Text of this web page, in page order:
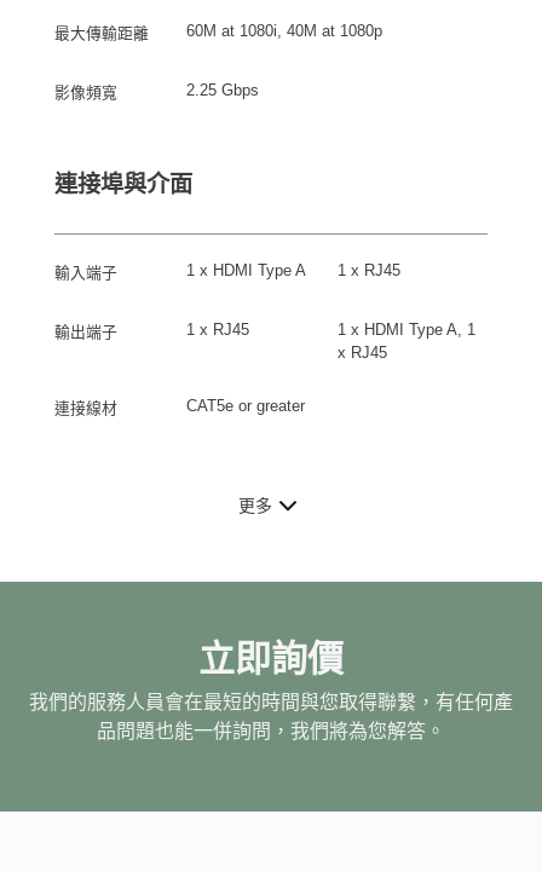
最大傳輸距離 60M at 1080i, 40M at 1080p
影像頻寬 2.25 Gbps
連接埠與介面
輸入端子 1 x HDMI Type A 1 x RJ45
輸出端子 1 x RJ45
1 x HDMI Type A, 1
x RJ45
連接線材 CAT5e or greater
更多
立即詢價
我們的服務人員會在最短的時間與您取得聯繫，有任何產
品問題也能一併詢問，我們將為您解答。